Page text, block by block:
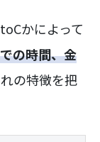
かによって
の時間、金
の特徴を把